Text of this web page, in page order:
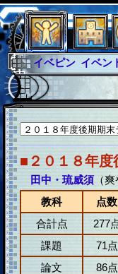
イベピン イベン
グラシャ
グラシ
グローバルジャ
サイキックハー
ファイナル アブ
■２０１８年度
田中・琉威須（爽
教科
点数
合計点
277
課題
71点
論文
86点